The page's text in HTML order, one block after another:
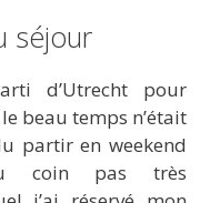
séjour
d’Utrecht pour
beau temps n’était
partir en weekend
coin pas très